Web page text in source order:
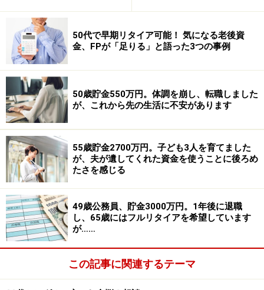
50代で早期リタイア可能！ 気になる老後資
金、FPが「足りる」と語った3つの事例
50歳貯金550万円。体調を崩し、転職しました
が、これから先の生活に不安があります
55歳貯金2700万円。子ども3人を育てました
が、夫が遺してくれた資金を使うことに後ろめ
たさを感じる
49歳公務員、貯金3000万円。1年後に退職
し、65歳にはフルリタイアを希望しています
が……
この記事に関連するテーマ